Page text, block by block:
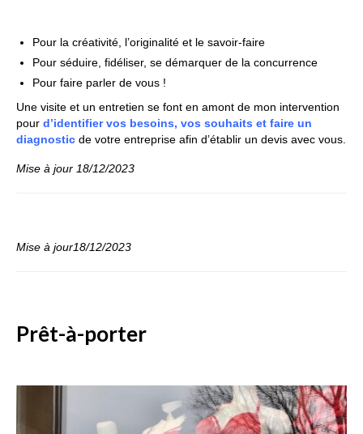
Pour la créativité, l’originalité et le savoir-faire
Pour séduire, fidéliser, se démarquer de la concurrence
Pour faire parler de vous !
Une visite et un entretien se font en amont de mon intervention
pour d’identifier vos besoins, vos souhaits et faire un
diagnostic de votre entreprise afin d’établir un devis avec vous.
Mise à jour 18/12/2023
Mise à jour18/12/2023
Prêt-à-porter